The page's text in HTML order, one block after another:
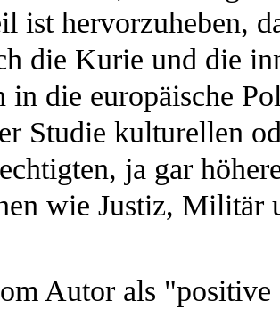
ist hervorzuheben,
die Kurie und die
die europäische
Studie kulturellen
ja gar
wie Justiz, Militär
Autor als